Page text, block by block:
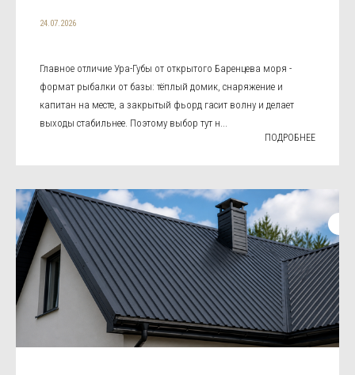
24.07.2026
Главное отличие Ура-Губы от открытого Баренцева моря -
формат рыбалки от базы: тёплый домик, снаряжение и
капитан на месте, а закрытый фьорд гасит волну и делает
выходы стабильнее. Поэтому выбор тут н...
ПОДРОБНЕЕ